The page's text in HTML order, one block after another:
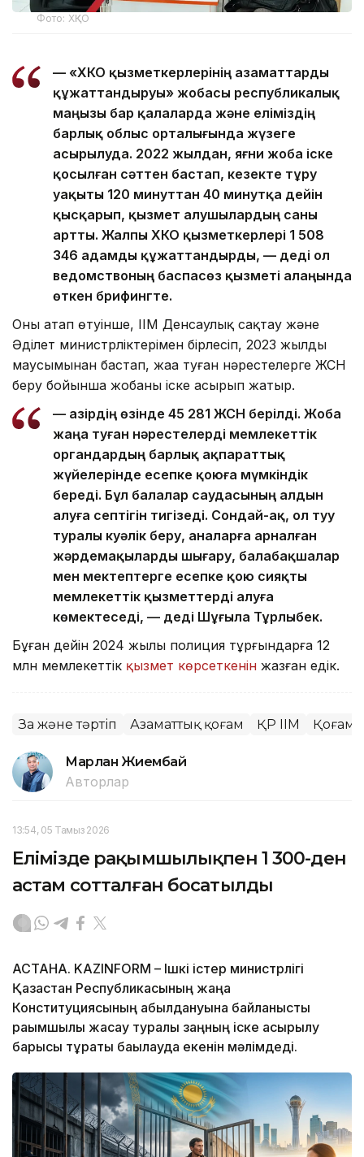
Фото: ХҚКО
— «ХҚКО қызметкерлерінің азаматтарды
құжаттандыруы» жобасы республикалық
маңызы бар қалаларда және еліміздің
барлық облыс орталығында жүзеге
асырылуда. 2022 жылдан, яғни жоба іске
қосылған сәттен бастап, кезекте тұру
уақыты 120 минуттан 40 минутқа дейін
қысқарып, қызмет алушылардың саны
артты. Жалпы ХҚКО қызметкерлері 1 508
346 адамды құжаттандырды, — деді ол
ведомствоның баспасөз қызметі алаңында
өткен брифингте.
Оның атап өтуінше, ІІМ Денсаулық сақтау және
Әділет министрліктерімен бірлесіп, 2023 жылдың
маусымынан бастап, жаңа туған нәрестелерге ЖСН
беру бойынша жобаны іске асырып жатыр.
— Қазірдің өзінде 45 281 ЖСН берілді. Жоба
жаңа туған нәрестелерді мемлекеттік
органдардың барлық ақпараттық
жүйелерінде есепке қоюға мүмкіндік
береді. Бұл балалар саудасының алдын
алуға септігін тигізеді. Сондай-ақ, ол туу
туралы куәлік беру, аналарға арналған
жәрдемақыларды шығару, балабақшалар
мен мектептерге есепке қою сияқты
мемлекеттік қызметтерді алуға
көмектеседі, — деді Шұғыла Тұрлыбек.
Бұған дейін 2024 жылы полиция тұрғындарға 12
млн мемлекеттік қызмет көрсеткенін жазған едік.
Заң және тәртіп Азаматтық қоғам ҚР ІІМ Қоғам
Марлан Жиембай
Авторлар
13:54, 05 Тамыз 2026
Елімізде рақымшылықпен 1 300-ден
астам сотталған босатылды
АСТАНА. KAZINFORM – Ішкі істер министрлігі
Қазақстан Республикасының жаңа
Конституциясының қабылдануына байланысты
рақымшылық жасау туралы заңның іске асырылу
барысы тұрақты бақылауда екенін мәлімдеді.